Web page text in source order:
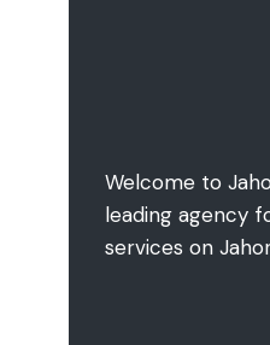
Welcome to
leading agency
services on